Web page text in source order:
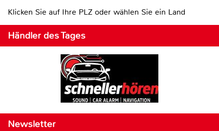
Klicken Sie auf Ihre PLZ oder wählen Sie ein Land
Händler des Tages
Newsletter